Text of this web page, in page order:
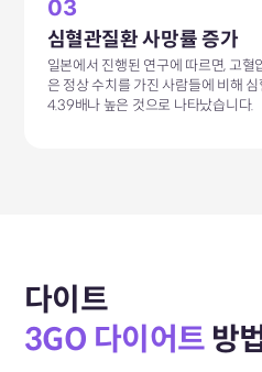
03
심혈관질환 사망률 증가
일본에서 진행된 연구에 따르면, 고
은 정상 수치를 가진 사람들에 비해
4.39배나 높은 것으로 나타났습니다.
다이트
3GO 다이어트 방